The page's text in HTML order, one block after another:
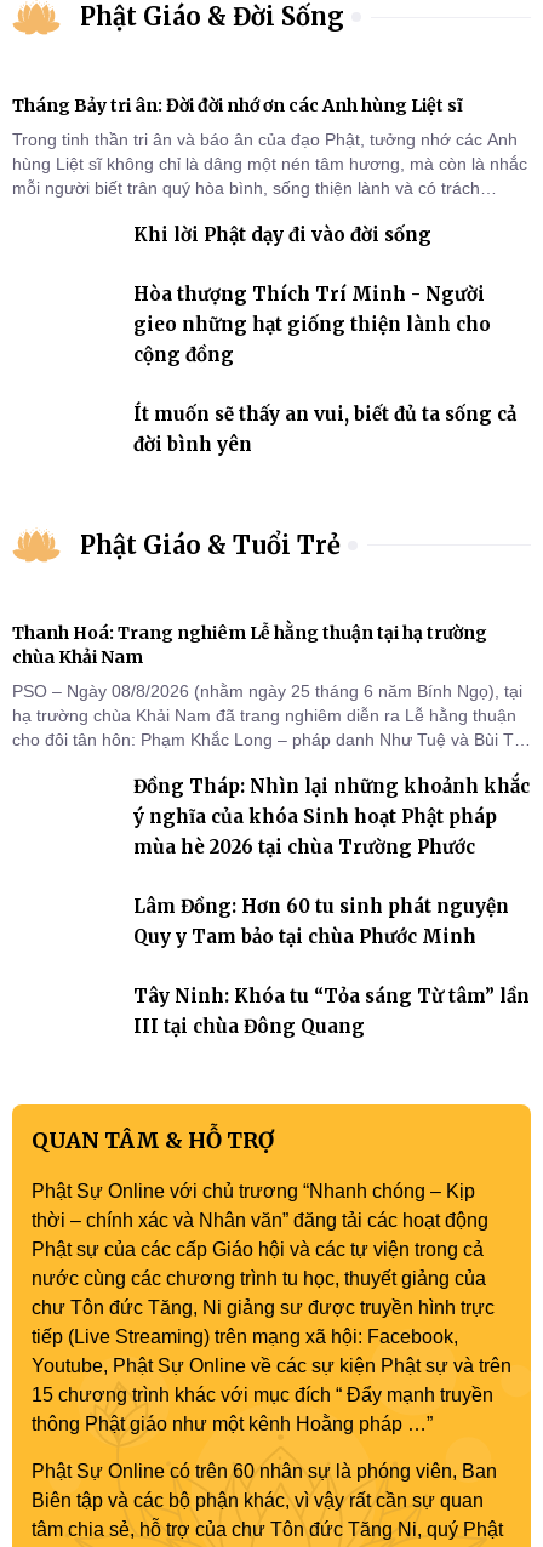
Phật Giáo & Đời Sống
Tháng Bảy tri ân: Đời đời nhớ ơn các Anh hùng Liệt sĩ
Trong tinh thần tri ân và báo ân của đạo Phật, tưởng nhớ các Anh
hùng Liệt sĩ không chỉ là dâng một nén tâm hương, mà còn là nhắc
mỗi người biết trân quý hòa bình, sống thiện lành và có trách
Khi lời Phật dạy đi vào đời sống
Hòa thượng Thích Trí Minh - Người
gieo những hạt giống thiện lành cho
cộng đồng
Ít muốn sẽ thấy an vui, biết đủ ta sống cả
đời bình yên
Phật Giáo & Tuổi Trẻ
Thanh Hoá: Trang nghiêm Lễ hằng thuận tại hạ trường
chùa Khải Nam
PSO – Ngày 08/8/2026 (nhằm ngày 25 tháng 6 năm Bính Ngọ), tại
hạ trường chùa Khải Nam đã trang nghiêm diễn ra Lễ hằng thuận
cho đôi tân hôn: Phạm Khắc Long – pháp danh Như Tuệ và Bùi Thị
Đồng Tháp: Nhìn lại những khoảnh khắc
ý nghĩa của khóa Sinh hoạt Phật pháp
mùa hè 2026 tại chùa Trường Phước
Lâm Đồng: Hơn 60 tu sinh phát nguyện
Quy y Tam bảo tại chùa Phước Minh
Tây Ninh: Khóa tu “Tỏa sáng Từ tâm” lần
III tại chùa Đông Quang
QUAN TÂM & HỖ TRỢ
Phật Sự Online với chủ trương “Nhanh chóng – Kịp
thời – chính xác và Nhân văn” đăng tải các hoạt động
Phật sự của các cấp Giáo hội và các tự viện trong cả
nước cùng các chương trình tu học, thuyết giảng của
chư Tôn đức Tăng, Ni giảng sư được truyền hình trực
tiếp (Live Streaming) trên mạng xã hội: Facebook,
Youtube, Phật Sự Online về các sự kiện Phật sự và trên
15 chương trình khác với mục đích “ Đẩy mạnh truyền
thông Phật giáo như một kênh Hoằng pháp …”
Phật Sự Online có trên 60 nhân sự là phóng viên, Ban
Biên tập và các bộ phận khác, vì vậy rất cần sự quan
tâm chia sẻ, hỗ trợ của chư Tôn đức Tăng Ni, quý Phật